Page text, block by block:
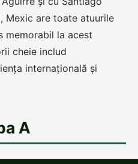
Mexic are toate atuurile
memorabil la acest
cheie includ
internațională și
A